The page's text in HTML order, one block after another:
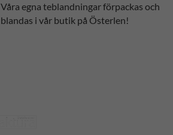
Våra egna teblandningar förpackas och
blandas i vår butik på Österlen!